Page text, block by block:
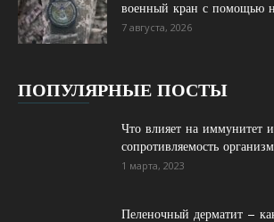
военный кран с помощью
7 августа, 2026
ПОПУЛЯРНЫЕ ПОСТЫ
Что влияет на иммунитет
сопротивляемость
1 марта, 2023
Пеленочный дерматит –